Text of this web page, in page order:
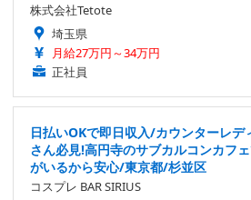
株式会社Tetote
埼玉県
月給27万円～34万円
正社員
日払いOKで即日収入/カウンターレデ
さん必見!高円寺のサブカルコンカフ
がいるから安心/東京都/杉並区
コスプレ BAR SIRIUS